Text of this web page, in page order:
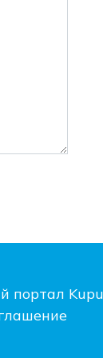
портал